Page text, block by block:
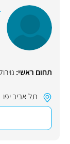
תחום ראשי:
תל אביב יפו